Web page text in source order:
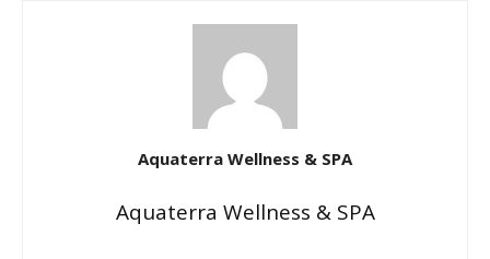
Aquaterra Wellness & SPA
Aquaterra Wellness & SPA